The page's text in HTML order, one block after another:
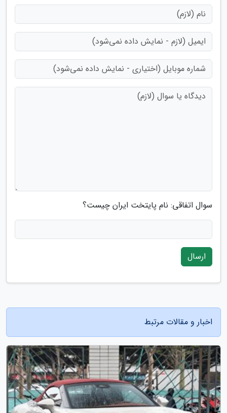
سوال اتفاقی: نام پایتخت ایران چیست؟
ارسال
اخبار و مقالات مرتبط